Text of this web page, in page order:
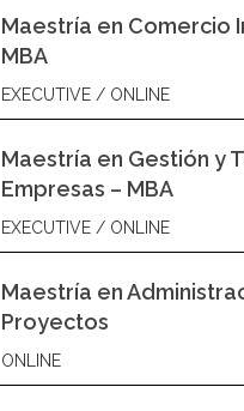
Maestría en Comercio
MBA
EXECUTIVE / ONLINE
Maestría en Gestión y
Empresas – MBA
EXECUTIVE / ONLINE
Maestría en
Proyectos
ONLINE